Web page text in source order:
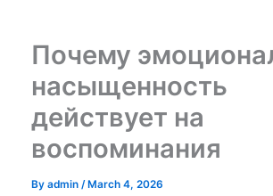
contentПочему
насыщенность
действует на
воспоминания
By admin /March 4, 2026